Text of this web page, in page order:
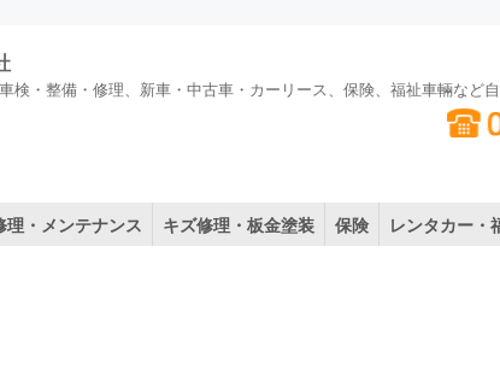
検・整備・修理、新車・中古車・カーリース、保険、福祉車輛など
理・メンテナンス キズ修理・板金塗装 保険 レンタカー・